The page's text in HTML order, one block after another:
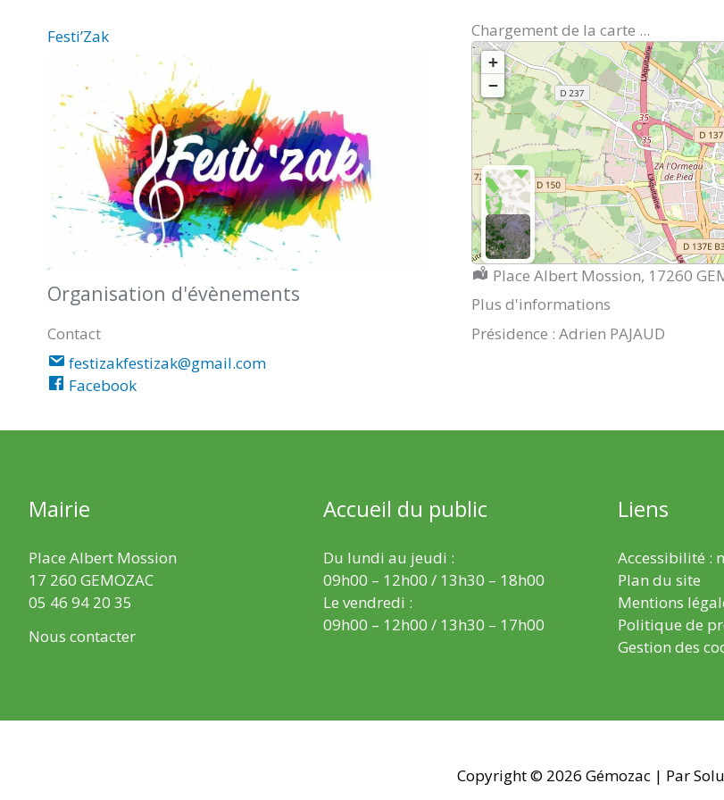
Festi’Zak
Organisation d'évènements
Contact
festizakfestizak@gmail.com
Facebook
Chargement de la carte ...
+
−
Localisation :
Place Albert Mossion, 17260
Plus d'informations
Présidence : Adrien PAJAUD
Mairie
Place Albert Mossion
17 260 GEMOZAC
05 46 94 20 35
Nous contacter
Accueil du public
Du lundi au jeudi :
09h00 – 12h00 / 13h30 – 18h00
Le vendredi :
09h00 – 12h00 / 13h30 – 17h00
Liens
Accessibilité :
Plan du site
Mentions
Politique de
Gestion des
Copyright © 2026 Gémozac | Par